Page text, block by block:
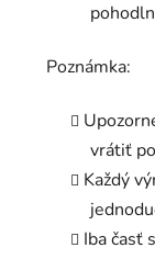
Poznámka:
vrátiť
Každý
Iba časť